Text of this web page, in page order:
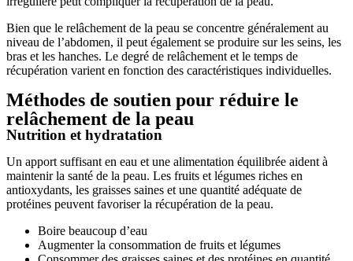
Bien que le relâchement de la peau se concentre généralement au
niveau de l’abdomen, il peut également se produire sur les seins, les
bras et les hanches. Le degré de relâchement et le temps de
récupération varient en fonction des caractéristiques individuelles.
Méthodes de soutien pour réduire le
relâchement de la peau
Nutrition et hydratation
Un apport suffisant en eau et une alimentation équilibrée aident à
maintenir la santé de la peau. Les fruits et légumes riches en
antioxydants, les graisses saines et une quantité adéquate de
protéines peuvent favoriser la récupération de la peau.
Boire beaucoup d’eau
Augmenter la consommation de fruits et légumes